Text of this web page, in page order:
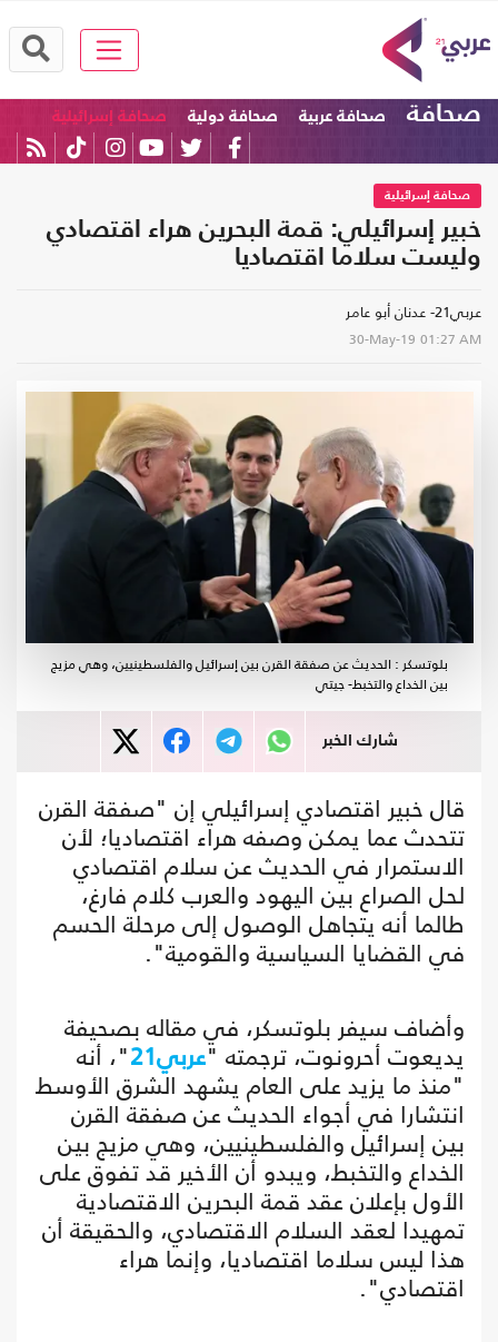
صحافة صحافة عربية صحافة دولية صحافة إسرائيلية
صحافة إسرائيلية
خبير إسرائيلي: قمة البحرين هراء اقتصادي
وليست سلاما اقتصاديا
عربي21- عدنان أبو عامر
30-May-19 01:27 AM
بلوتسكر : الحديث عن صفقة القرن بين إسرائيل والفلسطينيين، وهي مزيج
بين الخداع والتخبط- جيتي
شارك الخبر
قال خبير اقتصادي إسرائيلي إن "صفقة القرن
تتحدث عما يمكن وصفه هراء اقتصاديا؛ لأن
الاستمرار في الحديث عن سلام اقتصادي
لحل الصراع بين اليهود والعرب كلام فارغ،
طالما أنه يتجاهل الوصول إلى مرحلة الحسم
في القضايا السياسية والقومية".
وأضاف سيفر بلوتسكر، في مقاله بصحيفة
يديعوت أحرونوت، ترجمته "عربي21 "، أنه
"منذ ما يزيد على العام يشهد الشرق الأوسط
انتشارا في أجواء الحديث عن صفقة القرن
بين إسرائيل والفلسطينيين، وهي مزيج بين
الخداع والتخبط، ويبدو أن الأخير قد تفوق على
الأول بإعلان عقد قمة البحرين الاقتصادية
تمهيدا لعقد السلام الاقتصادي، والحقيقة أن
هذا ليس سلاما اقتصاديا، وإنما هراء
اقتصادي".